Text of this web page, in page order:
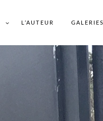
L’AUTEUR GALERIES